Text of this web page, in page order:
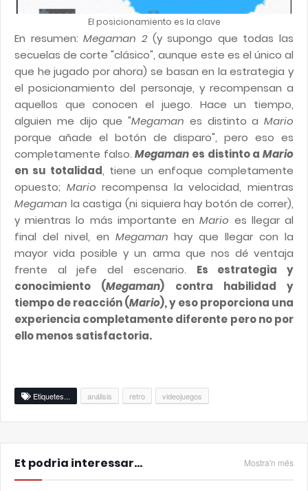
El posicionamiento es la clave
En resumen: Megaman 2(y supongo que todas las
secuelas de corte "clásico", aunque este es el único al
que he jugado por ahora) se basan en la estrategia y
el posicionamiento del personaje, y recompensan a
aquellos que conocen el juego. Hace un tiempo,
alguien me dijo que "Megaman es distinto a Mario
porque añade el botón de disparo", pero eso es
completamente falso.Megaman es distinto aMario
en su totalidad, tiene un enfoque completamente
opuesto; Mariorecompensa la velocidad, mientras
Megaman la castiga (ni siquiera hay botón de correr),
y mientras lo más importante enMario es llegar al
final del nivel, en Megamanhay que llegar con la
mayor vida posible y un arma que nos dé ventaja
frente al jefe del escenario. Es estrategia y
conocimiento (Megaman) contra habilidad y
tiempo de reacción (Mario), y eso proporciona una
experiencia completamente diferente pero no por
ello menos satisfactoria.
Etiquetes... análisis retro videojuegos
Et podria interessar... Mostra'n més